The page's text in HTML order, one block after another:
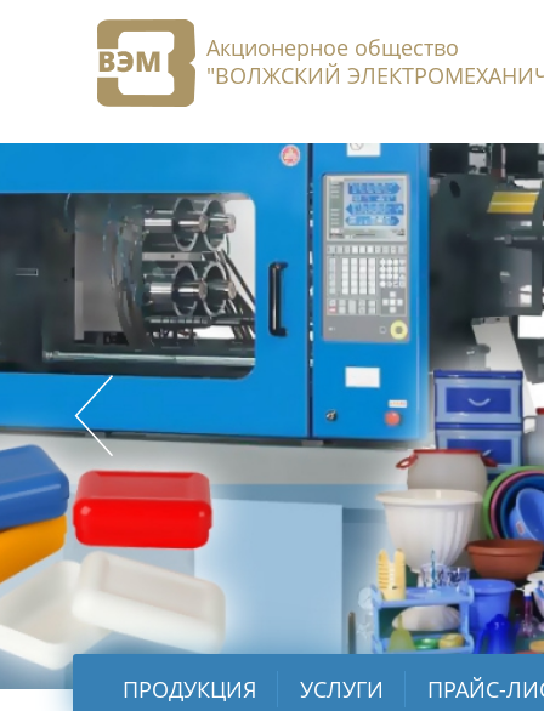
Акционерное общество
"ВОЛЖСКИЙ
ПРОДУКЦИЯ УСЛУГИ ПРАЙС-